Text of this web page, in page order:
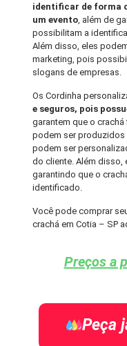
identificar de forma
um evento, além de
possibilitam a
Além disso, eles
marketing, pois
slogans de empresas.
Os Cordinha
e seguros, pois
garantem que o crachá
podem ser produzidos
podem ser
do cliente. Além disso,
garantindo que o
identificado.
Você pode comprar
crachá em Cotia – SP
Preços a
Peça